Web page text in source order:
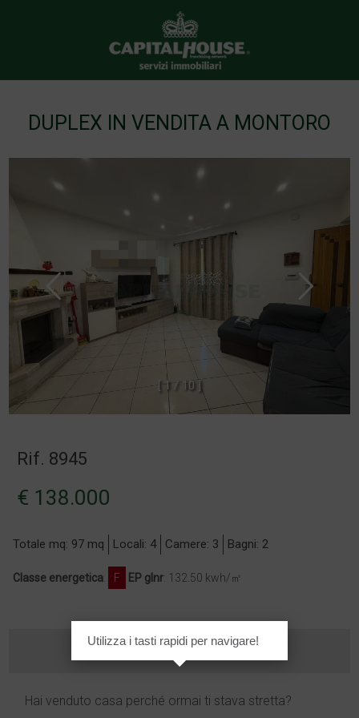
DUPLEX IN VENDITA A MONTORO
[ 1 / 10 ]
Rif. 8945
€ 138.000
Totale mq: 97 mq Locali: 4 Camere: 3 Bagni: 2
Classe energetica: F EP glnr: 132.50 kwh/㎡
Hai venduto casa perché ormai ti stava stretta?
Utilizza i tasti rapidi per navigare!